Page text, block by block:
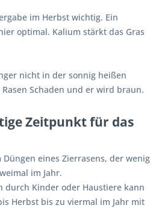
im Herbst wichtig. Ein
optimal. Kalium stärkt das Gras
nicht in der sonnig heißen
Schaden und er wird braun.
Zeitpunkt für das
eines Zierrasens, der wenig
im Jahr.
durch Kinder oder Haustiere kann
Herbst bis zu viermal im Jahr mit